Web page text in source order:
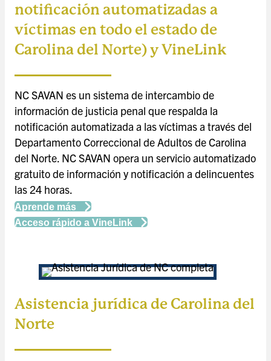
notificación automatizadas a
víctimas en todo el estado de
Carolina del Norte) y VineLink
NC SAVAN es un sistema de intercambio de
información de justicia penal que respalda la
notificación automatizada a las víctimas a través del
Departamento Correccional de Adultos de Carolina
del Norte. NC SAVAN opera un servicio automatizado
gratuito de información y notificación a delincuentes
las 24 horas.
Aprende más
Acceso rápido a VineLink
Asistencia jurídica de Carolina del
Norte